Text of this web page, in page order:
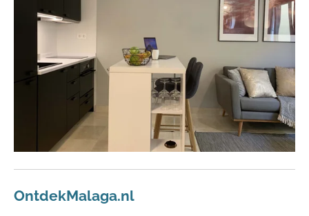
OntdekMalaga.nl